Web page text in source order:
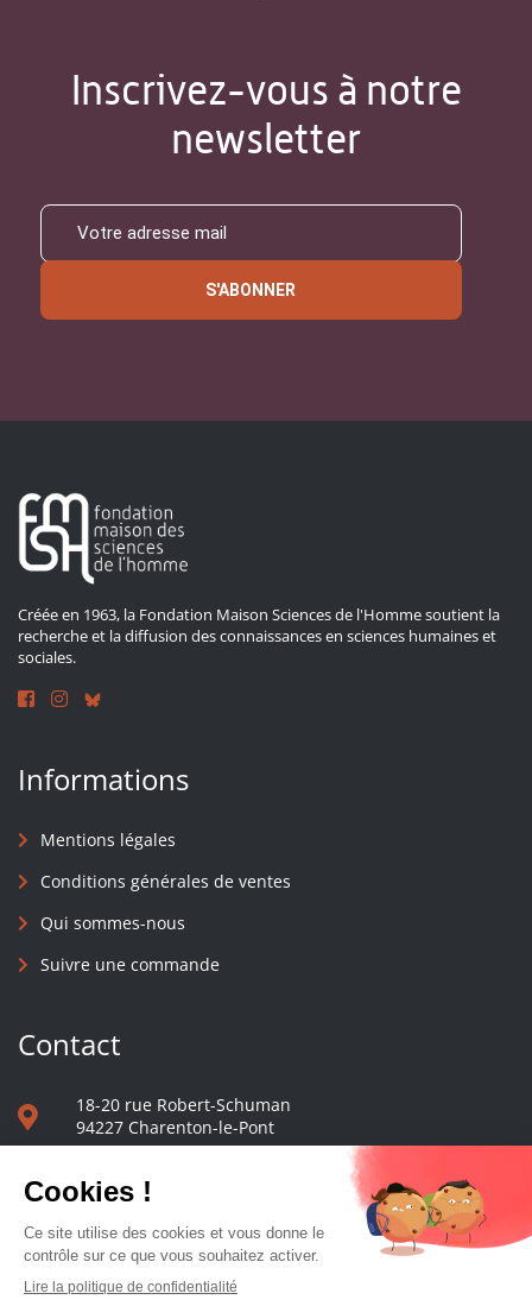
Inscrivez-vous à notre
newsletter
S'ABONNER
Créée en 1963, la Fondation Maison Sciences de l'Homme soutient la
recherche et la diffusion des connaissances en sciences humaines et
sociales.
Informations
Mentions légales
Conditions générales de ventes
Qui sommes-nous
Suivre une commande
Contact
18-20 rue Robert-Schuman
94227 Charenton-le-Pont